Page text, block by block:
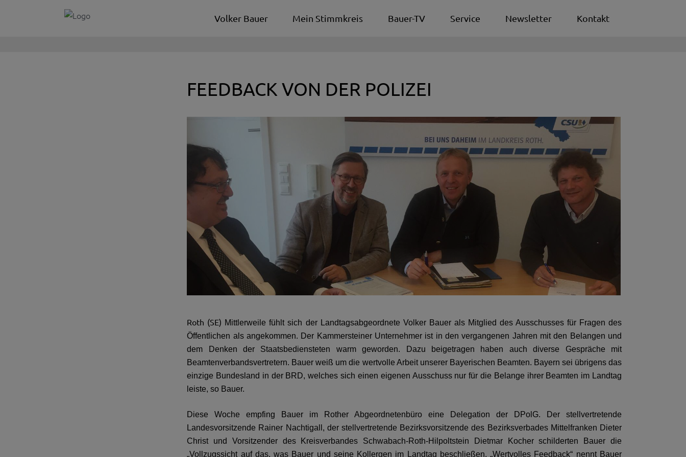
Volker Bauer Mein Stimmkreis Bauer-TV Service Newsletter Kontakt
FEEDBACK VON DER POLIZEI
Roth (SE) Mittlerweile fühlt sich der Landtagsabgeordnete Volker Bauer als Mitglied des Ausschusses für Fragen des
Öffentlichen als angekommen. Der Kammersteiner Unternehmer ist in den vergangenen Jahren mit den Belangen und
dem Denken der Staatsbediensteten warm geworden. Dazu beigetragen haben auch diverse Gespräche mit
Beamtenverbandsvertretern. Bauer weiß um die wertvolle Arbeit unserer Bayerischen Beamten. Bayern sei übrigens das
einzige Bundesland in der BRD, welches sich einen eigenen Ausschuss nur für die Belange ihrer Beamten im Landtag
leiste, so Bauer.
Diese Woche empfing Bauer im Rother Abgeordnetenbüro eine Delegation der DPolG. Der stellvertretende
Landesvorsitzende Rainer Nachtigall, der stellvertretende Bezirksvorsitzende des Bezirksverbades Mittelfranken Dieter
Christ und Vorsitzender des Kreisverbandes Schwabach-Roth-Hilpoltstein Dietmar Kocher schilderten Bauer die
„Vollzugssicht auf das, was Bauer und seine Kollergen im Landtag beschließen. „Wertvolles Feedback“ nennt Bauer